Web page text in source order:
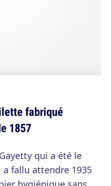
fabriqué
1857
qui a été le
fallu attendre 1935